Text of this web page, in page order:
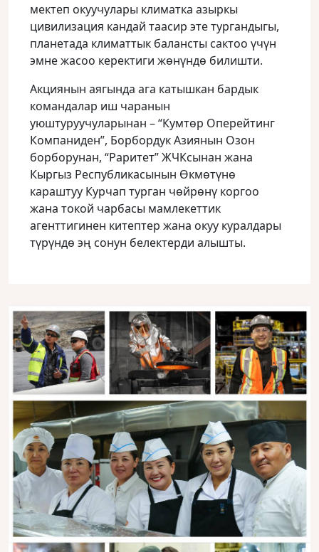
мектеп окуучулары климатка азыркы
цивилизация кандай таасир эте тургандыгы,
планетада климаттык балансты сактоо үчүн
эмне жасоо керектиги жөнүндө билишти.
Акциянын аягында ага катышкан бардык
командалар иш чаранын
уюштуруучуларынан – “Кумтөр Оперейтинг
Компаниден”, Борбордук Азиянын Озон
борборунан, “Раритет” ЖЧКсынан жана
Кыргыз Республикасынын Өкмөтүнө
караштуу Курчап турган чөйрөнү коргоо
жана токой чарбасы мамлекеттик
агенттигинен китептер жана окуу куралдары
түрүндө эң сонун белектерди алышты.